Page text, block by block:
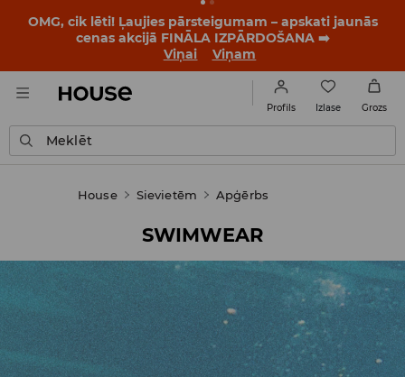
OMG, cik lēti! Ļaujies pārsteigumam – apskati jaunās
cenas akcijā FINĀLA IZPĀRDOŠANA ➡️
Viņai
Viņam
Profils Izlase Grozs
Meklēt
House Sievietēm Apģērbs
SWIMWEAR